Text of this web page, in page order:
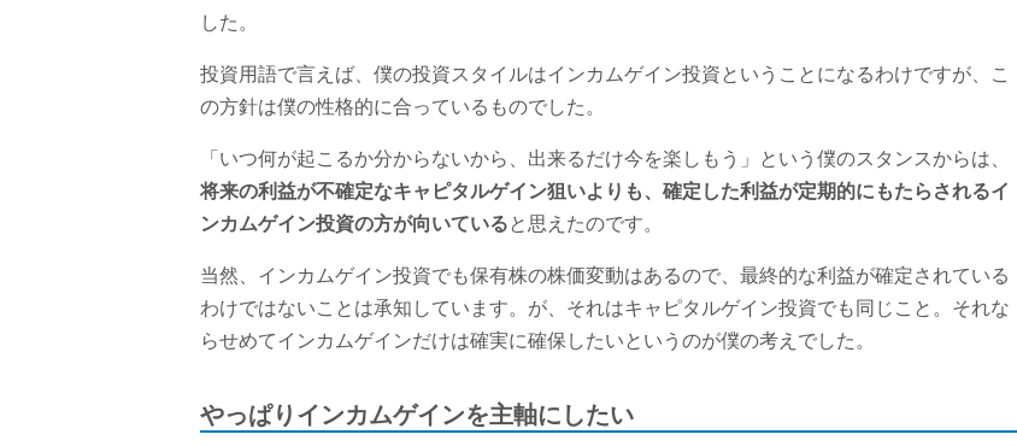
した。
投資用語で言えば、僕の投資スタイルはインカムゲイン投資ということになるわけですが、こ
の方針は僕の性格的に合っているものでした。
「いつ何が起こるか分からないから、出来るだけ今を楽しもう」という僕のスタンスからは、
将来の利益が不確定なキャピタルゲイン狙いよりも、確定した利益が定期的にもたらされるイ
ンカムゲイン投資の方が向いていると思えたのです。
当然、インカムゲイン投資でも保有株の株価変動はあるので、最終的な利益が確定されている
わけではないことは承知しています。が、それはキャピタルゲイン投資でも同じこと。それな
らせめてインカムゲインだけは確実に確保したいというのが僕の考えでした。
やっぱりインカムゲインを主軸にしたい